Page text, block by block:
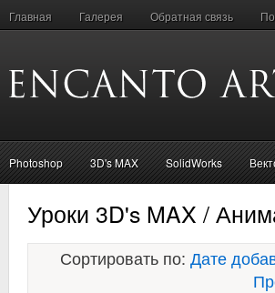
Главная Галерея Обратная связь
Photoshop 3D's MAX SolidWorks
Уроки 3D's MAX /
Сортировать по: Дате